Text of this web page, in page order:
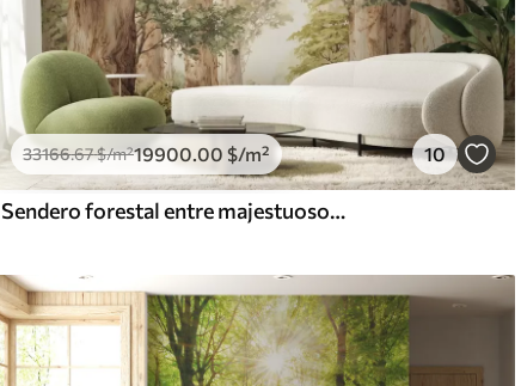
33166.67$/m²19900 .00 $/m² 10
Sendero forestal entre majestuosos árboles en estilo acuarela